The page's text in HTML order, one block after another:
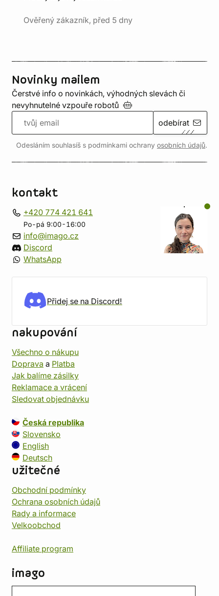
Ověřený zákazník, před 5 dny
Novinky mailem
Čerstvé info o novinkách, výhodných slevách či
nevyhnutelné vzpouře robotů
odebírat
Odesláním souhlasíš s podmínkami ochrany osobních údajů.
kontakt
+420 774 421 641
Po-pá 9:00-16:00
info@imago.cz
Discord
WhatsApp
Přidej se na Discord!
nakupování
Všechno o nákupu
Doprava a Platba
Jak balíme zásilky
Reklamace a vrácení
Sledovat objednávku
Česká republika
Slovensko
English
Deutsch
užitečné
Obchodní podmínky
Ochrana osobních údajů
Rady a informace
Velkoobchod
Affiliate program
imago